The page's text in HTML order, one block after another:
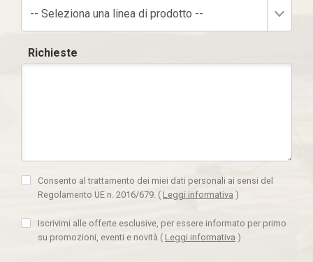
-- Seleziona una linea di prodotto --
Richieste
Consento al trattamento dei miei dati personali ai sensi del
Regolamento UE n. 2016/679. ( Leggi informativa )
Iscrivimi alle offerte esclusive, per essere informato per primo
su promozioni, eventi e novità ( Leggi informativa )